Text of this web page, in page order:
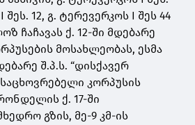
შეს. 12, გ. ტერევერკოს I შეს 44
ჩაჩავას ქ. 12-ში მდებარე
მოსახლეობას, ესმა
შ.პ.ს. “დისქავერ
კორპუსის
ქ. 17-ში
გზის, მე-9 კმ-ის